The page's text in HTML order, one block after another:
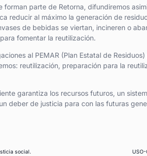
parte de Retorna, difundiremos
reducir al máximo la generación de
de bebidas se viertan, incineren o
fomentar la reutilización.
al PEMAR (Plan Estatal de
reutilización, preparación para la
garantiza los recursos futuros, un
deber de justicia para con las futuras
social.